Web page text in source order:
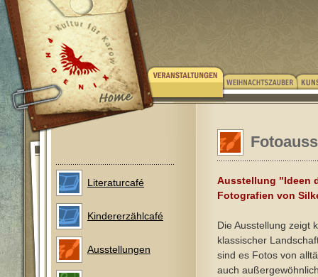
Literaturcafé
Kindererzählcafé
Ausstellungen
Ausstellung "Ideen
Fotografien von
Die Ausstellung zeigt
klassischer
sind es Fotos von
auch